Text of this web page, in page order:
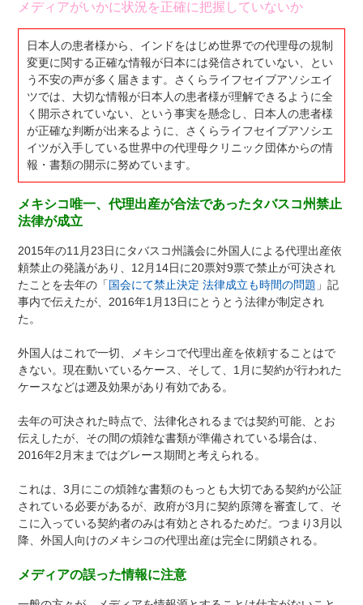
メディアがいかに状況を正確に把握していないか
日本人の患者様から、インドをはじめ世界での代理母の規制
変更に関する正確な情報が日本には発信されていない、とい
う不安の声が多く届きます。さくらライフセイブアソシエイ
ツでは、大切な情報が日本人の患者様が理解できるように全
く開示されていない、という事実を懸念し、日本人の患者様
が正確な判断が出来るように、さくらライフセイブアソシエ
イツが入手している世界中の代理母クリニック団体からの情
報・書類の開示に努めています。
メキシコ唯一、代理出産が合法であったタバスコ州禁止
法律が成立
2015年の11月23日にタバスコ州議会に外国人による代理出産依
頼禁止の発議があり、12月14日に20票対9票で禁止が可決され
たことを去年の「国会にて禁止決定 法律成立も時間の問題 」記
事内で伝えたが、2016年1月13日にとうとう法律が制定され
た。
外国人はこれで一切、メキシコで代理出産を依頼することはで
きない。現在動いているケース、そして、1月に契約が行われた
ケースなどは遡及効果があり有効である。
去年の可決された時点で、法律化されるまでは契約可能、とお
伝えしたが、その間の煩雑な書類が準備されている場合は、
2016年2月末まではグレース期間と考えられる。
これは、3月にこの煩雑な書類のもっとも大切である契約が公証
されている必要があるが、政府が3月に契約原簿を審査して、そ
こに入っている契約者のみは有効とされるためだ。つまり3月以
降、外国人向けのメキシコの代理出産は完全に閉鎖される。
メディアの誤った情報に注意